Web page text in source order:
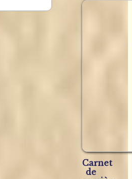
Carnet
de